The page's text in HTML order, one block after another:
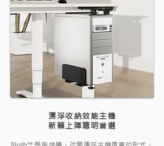
漂浮收納效能主機
新穎上陣聰明首選